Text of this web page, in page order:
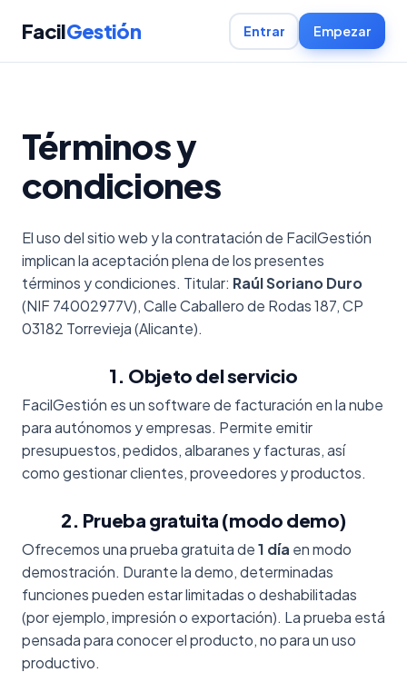
FacilGestión Entrar Empezar
Términos y
condiciones
El uso del sitio web y la contratación de FacilGestión
implican la aceptación plena de los presentes
términos y condiciones. Titular: Raúl Soriano Duro
(NIF 74002977V), Calle Caballero de Rodas 187, CP
03182 Torrevieja (Alicante).
1. Objeto del servicio
FacilGestión es un software de facturación en la nube
para autónomos y empresas. Permite emitir
presupuestos, pedidos, albaranes y facturas, así
como gestionar clientes, proveedores y productos.
2. Prueba gratuita (modo demo)
Ofrecemos una prueba gratuita de1 día en modo
demostración. Durante la demo, determinadas
funciones pueden estar limitadas o deshabilitadas
(por ejemplo, impresión o exportación). La prueba está
pensada para conocer el producto, no para un uso
productivo.